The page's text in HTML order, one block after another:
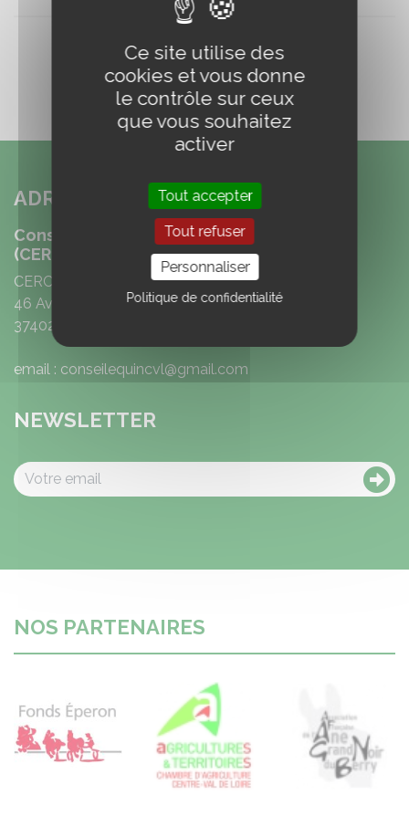
ADRESSE
Conseil Equin Région Centre Val de Loire
(CERC)
CERC
46 Avenue Emile Gounin
37402 Amboise
email : conseilequincvl@gmail.com
NEWSLETTER
NOS PARTENAIRES
Ce site utilise des
cookies et vous donne
le contrôle sur ceux
que vous souhaitez
activer
Tout accepter
Tout refuser
Personnaliser
Politique de confidentialité